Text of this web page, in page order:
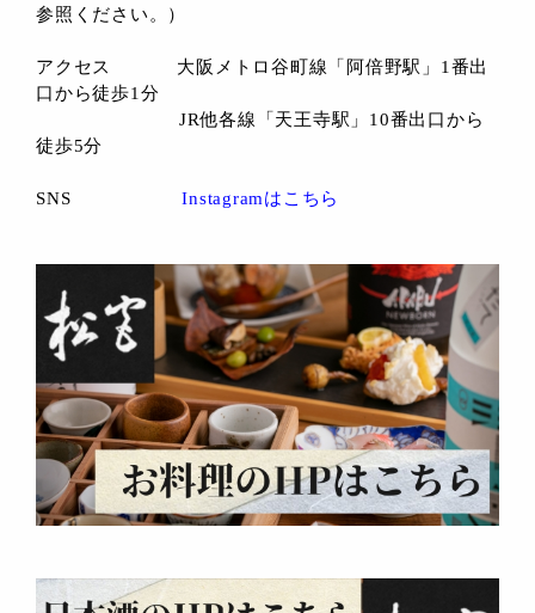
参照ください。）
アクセス 大阪メトロ谷町線「阿倍野駅」1番出
口から徒歩1分
JR他各線「天王寺駅」10番出口から
徒歩5分
SNS Instagramはこちら